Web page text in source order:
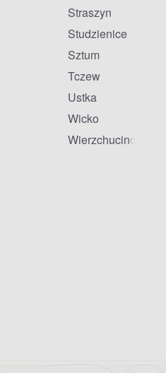
Straszyn
Studzienice
Sztum
Tczew
Ustka
Wicko
Wierzchucino